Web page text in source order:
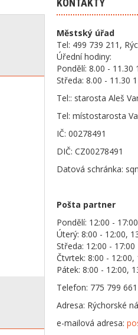
KONTAKTY
Městský úřad
Tel: 499 739 211,
Úřední hodiny:
Pondělí: 8.00 - 11.30
Středa: 8.00 - 11.30
Tel:: starosta Aleš
Tel: místostarosta
IČ: 00278491
DIČ: CZ00278491
Datová schránka:
Pošta partner
Pondělí: 12:00 - 17:00
Úterý: 8:00 - 12:00,
Středa: 12:00 - 17:00
Čtvrtek: 8:00 - 12:00,
Pátek: 8:00 - 12:00,
Telefon: 775 799 661
Adresa: Rýchorské
e-mailová adresa: